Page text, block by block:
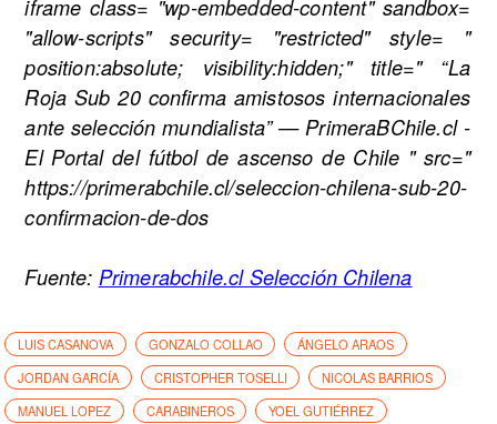
iframe class= "wp-embedded-content" sandbox=
"allow-scripts" security= "restricted" style= "
position:absolute; visibility:hidden;" title=" “La
Roja Sub 20 confirma amistosos internacionales
ante selección mundialista” — PrimeraBChile.cl -
El Portal del fútbol de ascenso de Chile " src="
https://primerabchile.cl/seleccion-chilena-sub-20-
confirmacion-de-dos
Fuente: Primerabchile.cl Selección Chilena
LUIS CASANOVA GONZALO COLLAO
ÁNGELO ARAOS
JORDAN GARCÍA
CRISTOPHER TOSELLI
NICOLAS BARRIOS
MANUEL LOPEZ
CARABINEROS
YOEL GUTIÉRREZ